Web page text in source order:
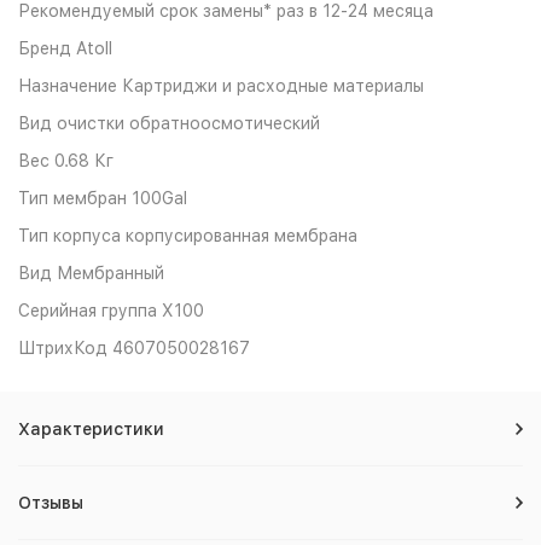
Рекомендуемый срок замены* раз в 12-24 месяца
Бренд Atoll
Назначение Картриджи и расходные материалы
Вид очистки обратноосмотический
Вес 0.68 Кг
Тип мембран 100Gal
Тип корпуса корпусированная мембрана
Вид Мембранный
Серийная группа X100
ШтрихКод 4607050028167
Характеристики
Отзывы